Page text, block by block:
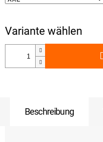
Beschreibung